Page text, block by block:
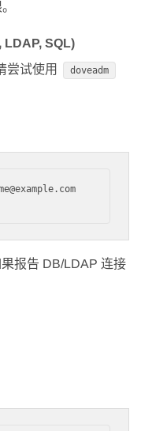
LDAP, SQL)
尝试使用
doveadm
报告 DB/LDAP 连接